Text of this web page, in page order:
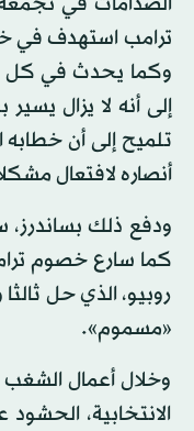
ترامب استهدف في
وكما يحدث في كل
تلميح إلى أن خطابه
أنصاره لافتعال
كما سارع خصوم
روبيو، الذي حل
«مسموم».
وخلال أعمال
الانتخابية،